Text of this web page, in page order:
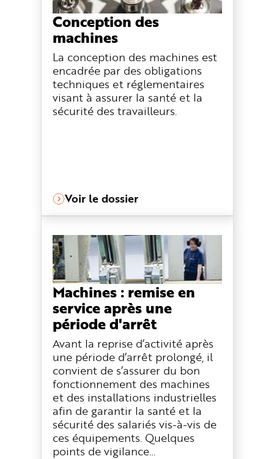
Conception des
machines
La conception des machines est
encadrée par des obligations
techniques et réglementaires
visant à assurer la santé et la
sécurité des travailleurs.
Voir le dossier
Machines : remise en
service après une
période d'arrêt
Avant la reprise d’activité après
une période d’arrêt prolongé, il
convient de s’assurer du bon
fonctionnement des machines
et des installations industrielles
afin de garantir la santé et la
sécurité des salariés vis-à-vis de
ces équipements. Quelques
points de vigilance…